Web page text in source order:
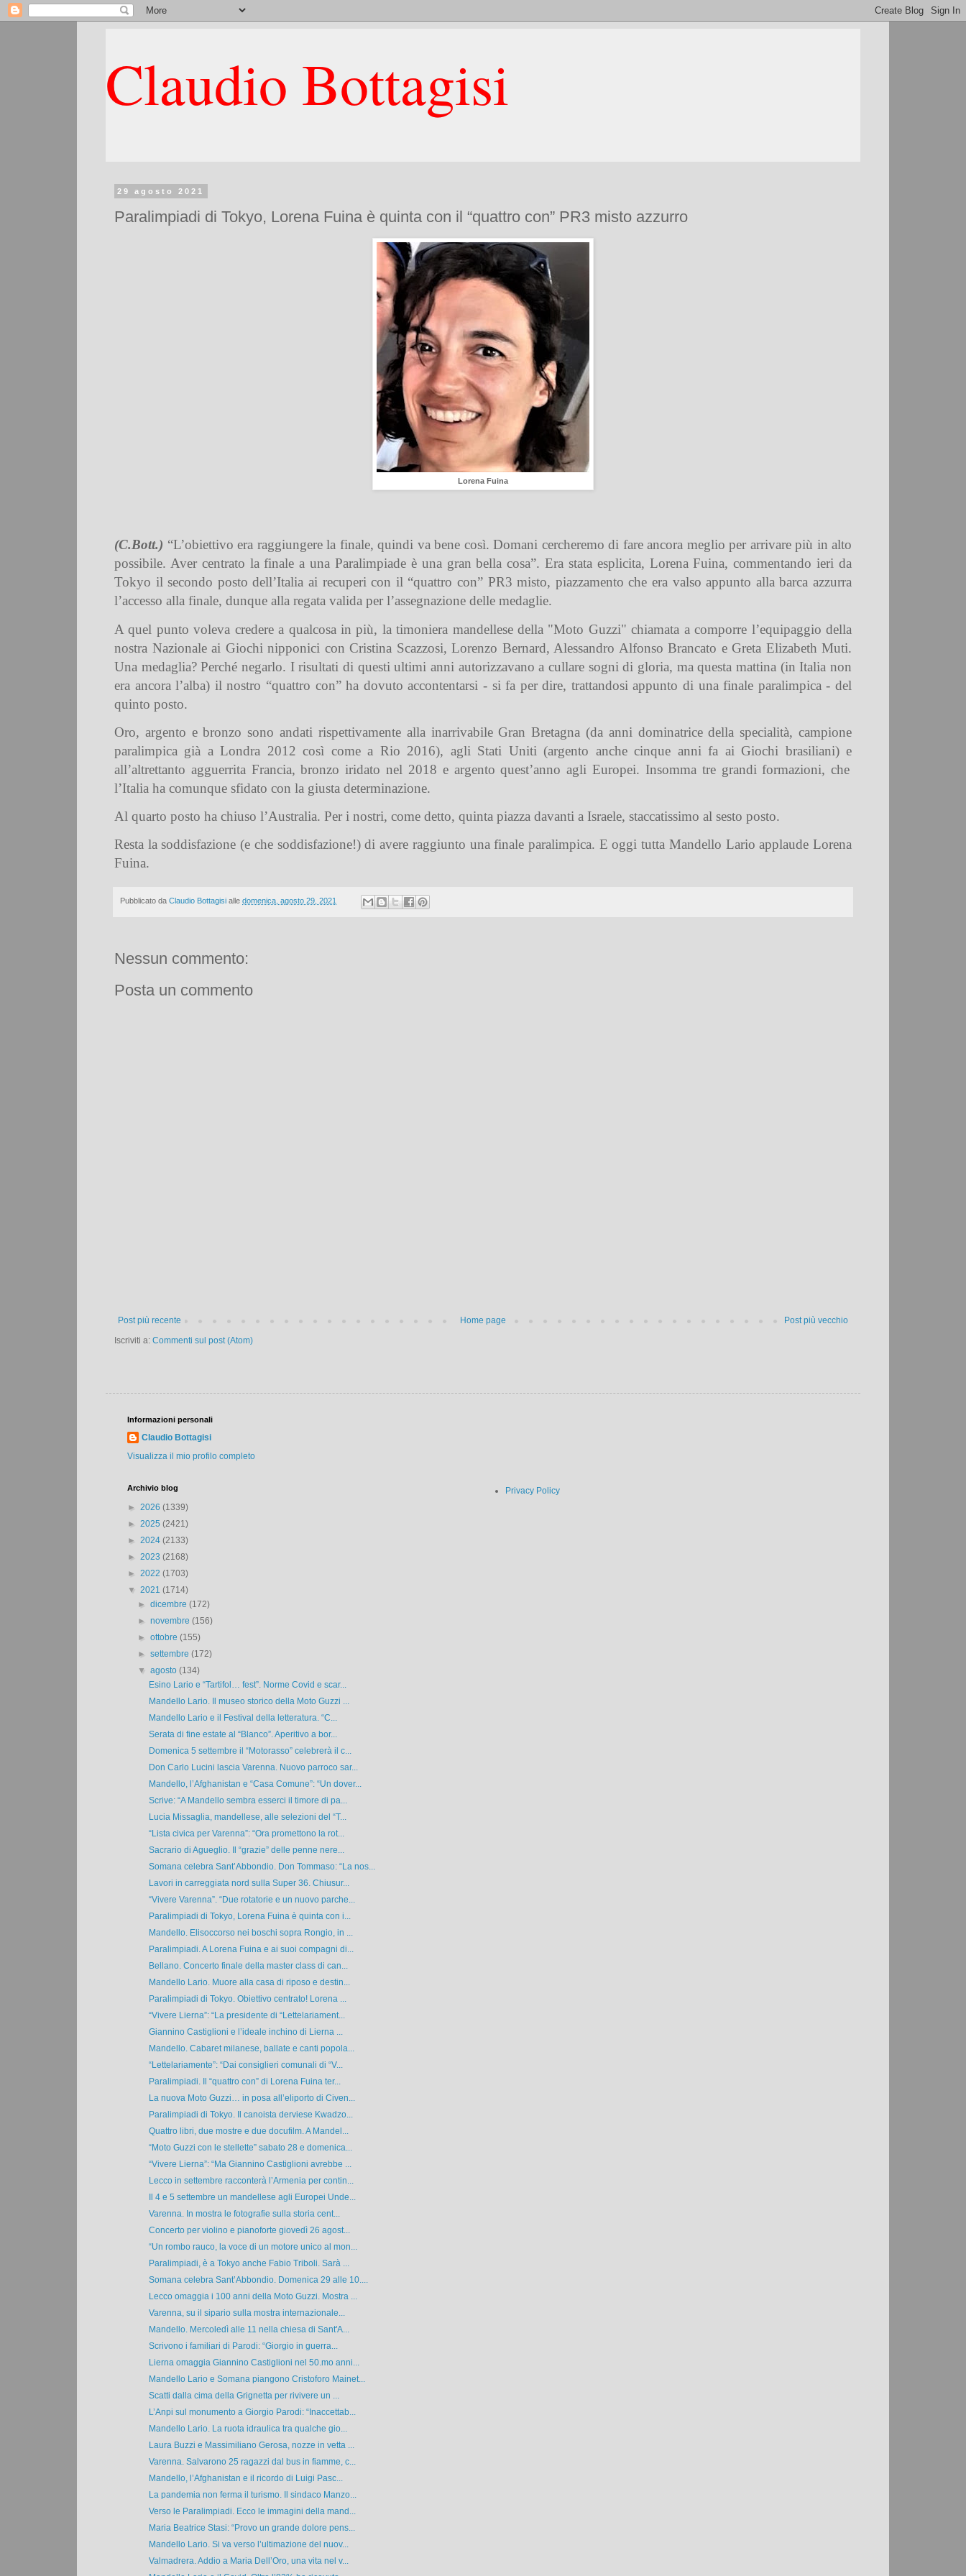
Claudio Bottagisi
29 agosto 2021
Paralimpiadi di Tokyo, Lorena Fuina è quinta con il “quattro con” PR3 misto azzurro
Lorena Fuina
(C.Bott.) “L’obiettivo era raggiungere la finale, quindi va bene così. Domani cercheremo di fare ancora meglio per arrivare più in alto
possibile. Aver centrato la finale a una Paralimpiade è una gran bella cosa”. Era stata esplicita, Lorena Fuina, commentando ieri da
Tokyo il secondo posto dell’Italia ai recuperi con il “quattro con” PR3 misto, piazzamento che era valso appunto alla barca azzurra
l’accesso alla finale, dunque alla regata valida per l’assegnazione delle medaglie.
A quel punto voleva credere a qualcosa in più, la timoniera mandellese della "Moto Guzzi" chiamata a comporre l’equipaggio della
nostra Nazionale ai Giochi nipponici con Cristina Scazzosi, Lorenzo Bernard, Alessandro Alfonso Brancato e Greta Elizabeth Muti.
Una medaglia? Perché negarlo. I risultati di questi ultimi anni autorizzavano a cullare sogni di gloria, ma questa mattina (in Italia non
era ancora l’alba) il nostro “quattro con” ha dovuto accontentarsi - si fa per dire, trattandosi appunto di una finale paralimpica - del
quinto posto.
Oro, argento e bronzo sono andati rispettivamente alla inarrivabile Gran Bretagna (da anni dominatrice della specialità, campione
paralimpica già a Londra 2012 così come a Rio 2016), agli Stati Uniti (argento anche cinque anni fa ai Giochi brasiliani) e
all’altrettanto agguerrita Francia, bronzo iridato nel 2018 e argento quest’anno agli Europei. Insomma tre grandi formazioni, che
l’Italia ha comunque sfidato con la giusta determinazione.
Al quarto posto ha chiuso l’Australia. Per i nostri, come detto, quinta piazza davanti a Israele, staccatissimo al sesto posto.
Resta la soddisfazione (e che soddisfazione!) di avere raggiunto una finale paralimpica. E oggi tutta Mandello Lario applaude Lorena
Fuina.
Pubblicato da Claudio Bottagisi alle domenica, agosto 29, 2021
Nessun commento:
Posta un commento
Post più recente Post più vecchio
Home page
Iscriviti a: Commenti sul post (Atom)
Informazioni personali
Claudio Bottagisi
Visualizza il mio profilo completo
Archivio blog
► 2026 (1339)
► 2025 (2421)
► 2024 (2133)
► 2023 (2168)
► 2022 (1703)
▼ 2021 (1714)
►dicembre(172)
►novembre(156)
►ottobre(155)
►settembre(172)
▼agosto(134)
Esino Lario e “Tartifol… fest”. Norme Covid e scar...
Mandello Lario. Il museo storico della Moto Guzzi ...
Mandello Lario e il Festival della letteratura. “C...
Serata di fine estate al “Blanco”. Aperitivo a bor...
Domenica 5 settembre il “Motorasso” celebrerà il c...
Don Carlo Lucini lascia Varenna. Nuovo parroco sar...
Mandello, l’Afghanistan e “Casa Comune”: “Un dover...
Scrive: “A Mandello sembra esserci il timore di pa...
Lucia Missaglia, mandellese, alle selezioni del “T...
“Lista civica per Varenna”: “Ora promettono la rot...
Sacrario di Agueglio. Il “grazie” delle penne nere...
Somana celebra Sant’Abbondio. Don Tommaso: “La nos...
Lavori in carreggiata nord sulla Super 36. Chiusur...
“Vivere Varenna”. “Due rotatorie e un nuovo parche...
Paralimpiadi di Tokyo, Lorena Fuina è quinta con i...
Mandello. Elisoccorso nei boschi sopra Rongio, in ...
Paralimpiadi. A Lorena Fuina e ai suoi compagni di...
Bellano. Concerto finale della master class di can...
Mandello Lario. Muore alla casa di riposo e destin...
Paralimpiadi di Tokyo. Obiettivo centrato! Lorena ...
“Vivere Lierna”: “La presidente di “Lettelariament...
Giannino Castiglioni e l’ideale inchino di Lierna ...
Mandello. Cabaret milanese, ballate e canti popola...
“Lettelariamente”: “Dai consiglieri comunali di “V...
Paralimpiadi. Il “quattro con” di Lorena Fuina ter...
La nuova Moto Guzzi… in posa all’eliporto di Civen...
Paralimpiadi di Tokyo. Il canoista derviese Kwadzo...
Quattro libri, due mostre e due docufilm. A Mandel...
“Moto Guzzi con le stellette” sabato 28 e domenica...
“Vivere Lierna”: “Ma Giannino Castiglioni avrebbe ...
Lecco in settembre racconterà l’Armenia per contin...
Il 4 e 5 settembre un mandellese agli Europei Unde...
Varenna. In mostra le fotografie sulla storia cent...
Concerto per violino e pianoforte giovedì 26 agost...
“Un rombo rauco, la voce di un motore unico al mon...
Paralimpiadi, è a Tokyo anche Fabio Triboli. Sarà ...
Somana celebra Sant’Abbondio. Domenica 29 alle 10....
Lecco omaggia i 100 anni della Moto Guzzi. Mostra ...
Varenna, su il sipario sulla mostra internazionale...
Mandello. Mercoledì alle 11 nella chiesa di Sant'A...
Scrivono i familiari di Parodi: “Giorgio in guerra...
Lierna omaggia Giannino Castiglioni nel 50.mo anni...
Mandello Lario e Somana piangono Cristoforo Mainet...
Scatti dalla cima della Grignetta per rivivere un ...
L’Anpi sul monumento a Giorgio Parodi: “Inaccettab...
Mandello Lario. La ruota idraulica tra qualche gio...
Laura Buzzi e Massimiliano Gerosa, nozze in vetta ...
Varenna. Salvarono 25 ragazzi dal bus in fiamme, c...
Mandello, l’Afghanistan e il ricordo di Luigi Pasc...
La pandemia non ferma il turismo. Il sindaco Manzo...
Verso le Paralimpiadi. Ecco le immagini della mand...
Maria Beatrice Stasi: “Provo un grande dolore pens...
Mandello Lario. Si va verso l’ultimazione del nuov...
Valmadrera. Addio a Maria Dell’Oro, una vita nel v...
Privacy Policy